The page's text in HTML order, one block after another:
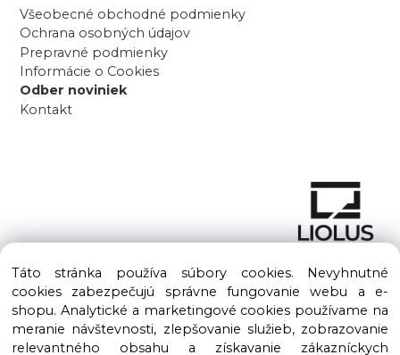
Všeobecné obchodné podmienky
Ochrana osobných údajov
Prepravné podmienky
Informácie o Cookies
Odber noviniek
Kontakt
Copyright © 2016 – 2026 LIOLUS s.r.o. Všetky práva vyhradené.
Táto stránka používa súbory cookies. Nevyhnutné
cookies zabezpečujú správne fungovanie webu a e-
shopu. Analytické a marketingové cookies používame na
meranie návštevnosti, zlepšovanie služieb, zobrazovanie
relevantného obsahu a získavanie zákazníckych